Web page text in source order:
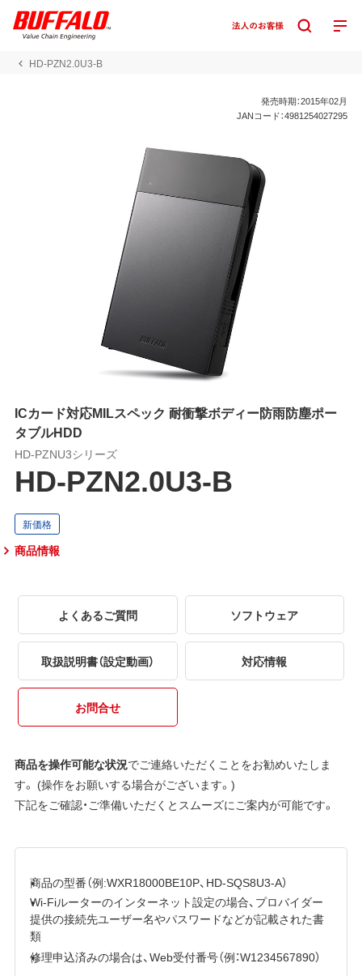
HD-PZN2.0U3-B
発売時期：2015年02月
JANコード：4981254027295
ICカード対応MILスペック 耐衝撃ボディー防雨防塵ポー
タブルHDD
HD-PZNU3シリーズ
HD-PZN2.0U3-B
商品情報
よくあるご質問 ソフトウェア
取扱説明書（設定動画） 対応情報
お問合せ
商品を操作可能な状況でご連絡いただくことをお勧めいたしま
す。 (操作をお願いする場合がございます。)
下記をご確認・ご準備いただくとスムーズにご案内が可能です。
商品の型番（例:WXR18000BE10P、HD-SQS8U3-A）
Wi-Fiルーターのインターネット設定の場合、プロバイダー
提供の接続先ユーザー名やパスワードなどが記載された書
類
修理申込済みの場合は、Web受付番号（例：W1234567890）